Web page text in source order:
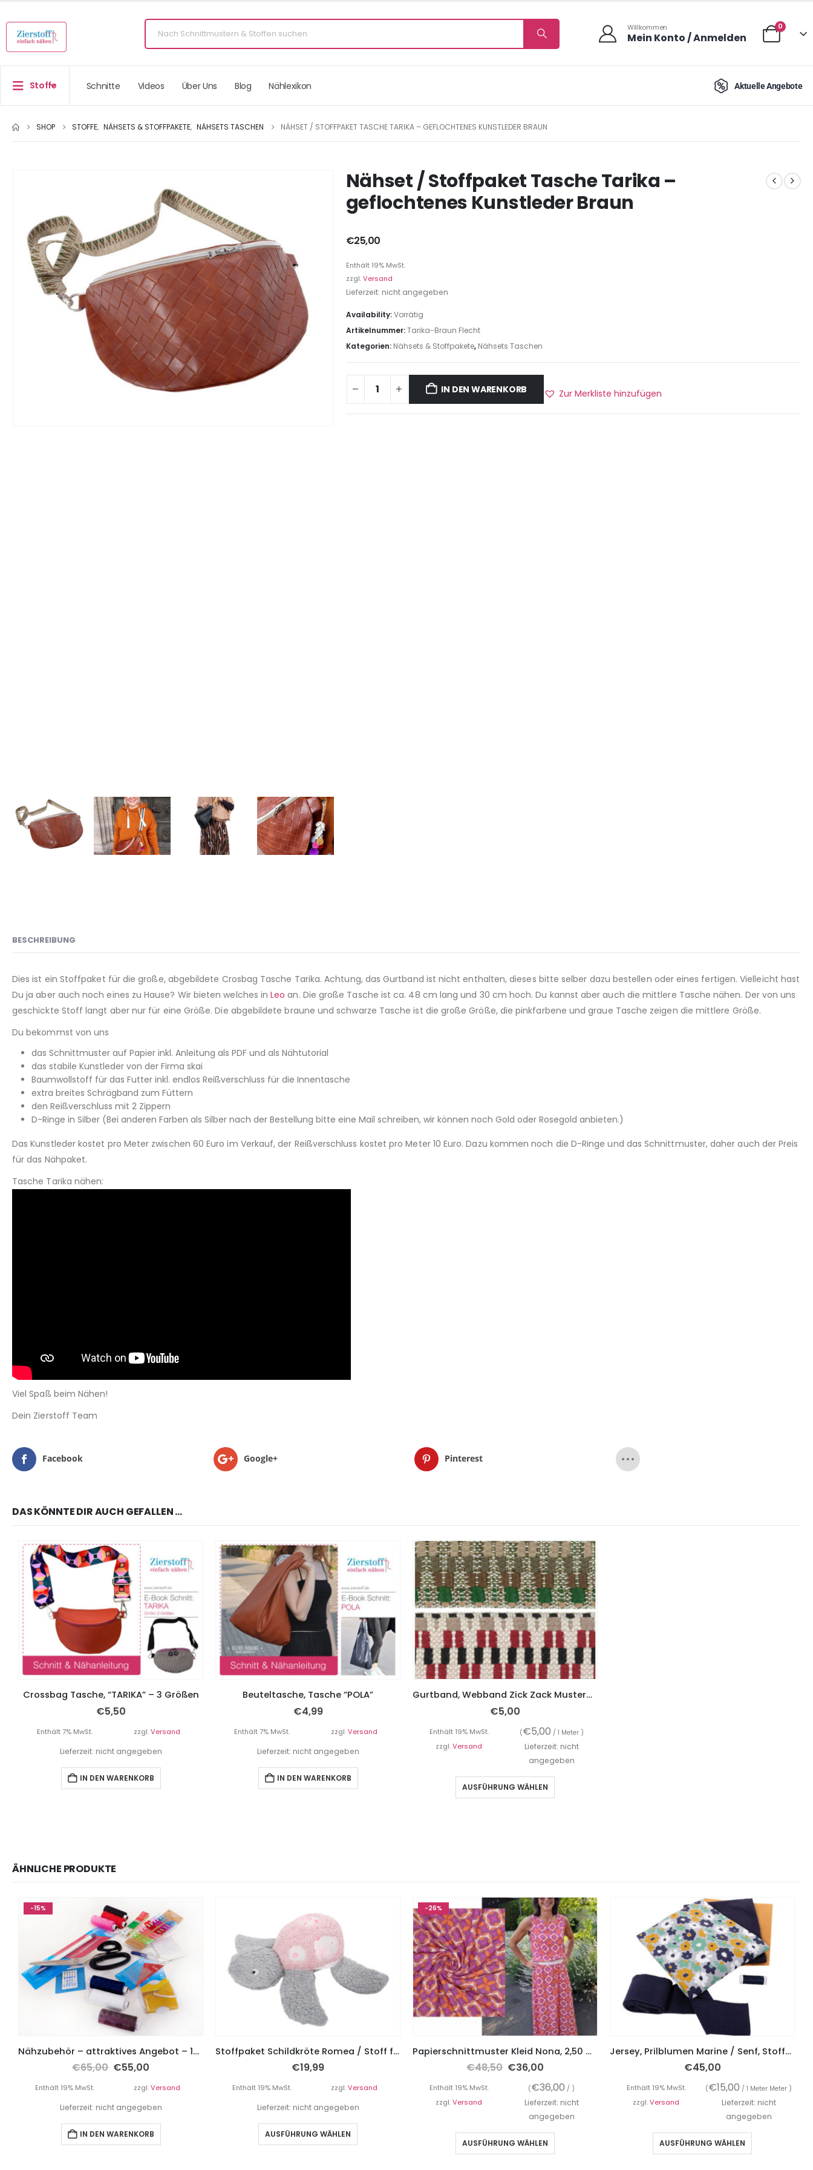
Willkommen
Mein Konto / Anmelden
0
Stoffe Schnitte Videos Über Uns Blog Nählexikon Aktuelle Angebote
SHOP STOFFE, NÄHSETS & STOFFPAKETE, NÄHSETS TASCHEN NÄHSET / STOFFPAKET TASCHE TARIKA – GEFLOCHTENES KUNSTLEDER BRAUN
Nähset / Stoffpaket Tasche Tarika –
geflochtenes Kunstleder Braun
€25,00
Enthält 19% MwSt.
zzgl.Versand
Lieferzeit: nicht angegeben
Availability:Vorrätig
Artikelnummer:Tarika-Braun Flecht
Kategorien: Nähsets & Stoffpakete, Nähsets Taschen
IN DEN WARENKORB Zur Merkliste hinzufügen
BESCHREIBUNG
Dies ist ein Stoffpaket für die große, abgebildete Crosbag Tasche Tarika. Achtung, das Gurtband ist nicht enthalten, dieses bitte selber dazu bestellen oder eines fertigen. Vielleicht hast
Du ja aber auch noch eines zu Hause? Wir bieten welches inLeo an. Die große Tasche ist ca. 48 cm lang und 30 cm hoch. Du kannst aber auch die mittlere Tasche nähen. Der von uns
geschickte Stoff langt aber nur für eine Größe. Die abgebildete braune und schwarze Tasche ist die große Größe, die pinkfarbene und graue Tasche zeigen die mittlere Größe.
Du bekommst von uns
das Schnittmuster auf Papier inkl. Anleitung als PDF und als Nähtutorial
das stabile Kunstleder von der Firma skai
Baumwollstoff für das Futter inkl. endlos Reißverschluss für die Innentasche
extra breites Schrägband zum Füttern
den Reißverschluss mit 2 Zippern
D-Ringe in Silber (Bei anderen Farben als Silber nach der Bestellung bitte eine Mail schreiben, wir können noch Gold oder Rosegold anbieten.)
Das Kunstleder kostet pro Meter zwischen 60 Euro im Verkauf, der Reißverschluss kostet pro Meter 10 Euro. Dazu kommen noch die D-Ringe und das Schnittmuster, daher auch der Preis
für das Nähpaket.
Tasche Tarika nähen:
Viel Spaß beim Nähen!
Dein Zierstoff Team
Facebook Google+ Pinterest
DAS KÖNNTE DIR AUCH GEFALLEN …
Crossbag Tasche, “TARIKA” – 3 Größen
€5,50
Enthält 7% MwSt. zzgl.Versand
Lieferzeit: nicht angegeben
IN DEN WARENKORB
Beuteltasche, Tasche “POLA”
€4,99
Enthält 7% MwSt. zzgl.Versand
Lieferzeit: nicht angegeben
IN DEN WARENKORB
Gurtband, Webband Zick Zack Musterung 38 mm / gemustert – 1 Meter Länge
€5,00
Enthält 19% MwSt. (€5,00 / 1 Meter )
zzgl.Versand
Lieferzeit: nicht
angegeben
AUSFÜHRUNG WÄHLEN
ÄHNLICHE PRODUKTE
-15%
Nähzubehör – attraktives Angebot – 15 teilig
€65,00 €55,00
Enthält 19% MwSt. zzgl.Versand
Lieferzeit: nicht angegeben
IN DEN WARENKORB
Stoffpaket Schildkröte Romea / Stoff für 2 Kuscheltiere – Mädchenkram
€19,99
Enthält 19% MwSt. zzgl.Versand
Lieferzeit: nicht angegeben
AUSFÜHRUNG WÄHLEN
-26%
Papierschnittmuster Kleid Nona, 2,50 Meter Viskose Retro Stoff, inkl. Gummiband
€48,50 €36,00
Enthält 19% MwSt. (€36,00 / )
zzgl.Versand
Lieferzeit: nicht
angegeben
AUSFÜHRUNG WÄHLEN
Jersey, Prilblumen Marine / Senf, Stoffpaket 1 x 100 / 2x 75 cm – 250 cm Stoff
€45,00
Enthält 19% MwSt. (€15,00 / 1 Meter Meter )
zzgl.Versand
Lieferzeit: nicht
angegeben
AUSFÜHRUNG WÄHLEN